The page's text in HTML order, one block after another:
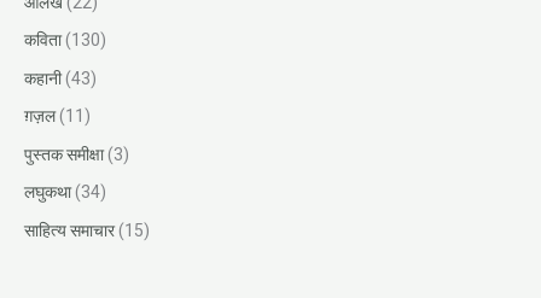
कविता(130)
कहानी(43)
ग़ज़ल(11)
पुस्तक समीक्षा(3)
लघुकथा(34)
साहित्य समाचार(15)